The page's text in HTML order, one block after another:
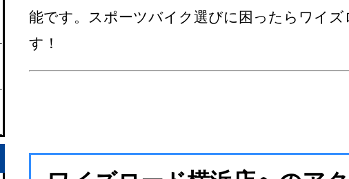
能です。スポーツバイク選びに困ったらワイズ
す！